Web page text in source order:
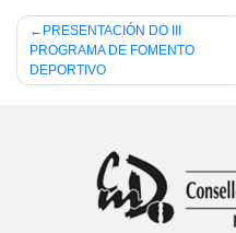
Navegación
de
entradas
PRESENTACIÓN DO III
PROGRAMA DE FOMENTO
DEPORTIVO